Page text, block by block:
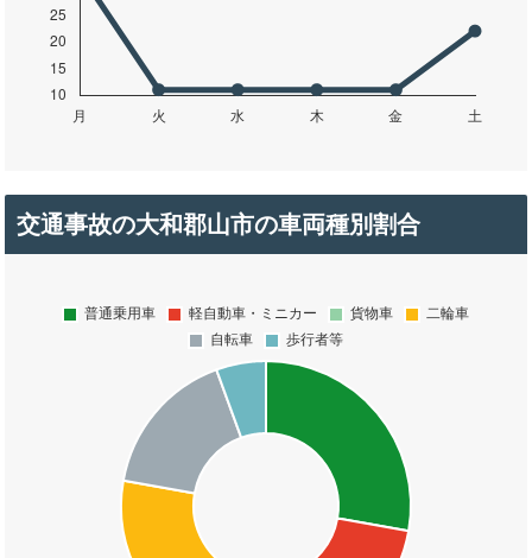
交通事故の大和郡山市の車両種別割合